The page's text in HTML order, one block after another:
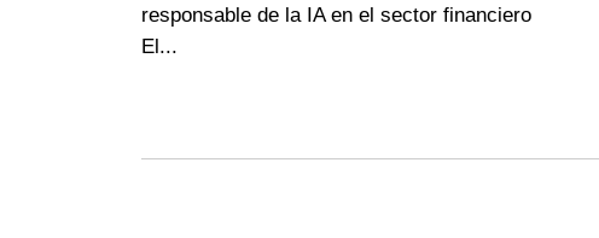
responsable de la IA en el sector financiero
El...